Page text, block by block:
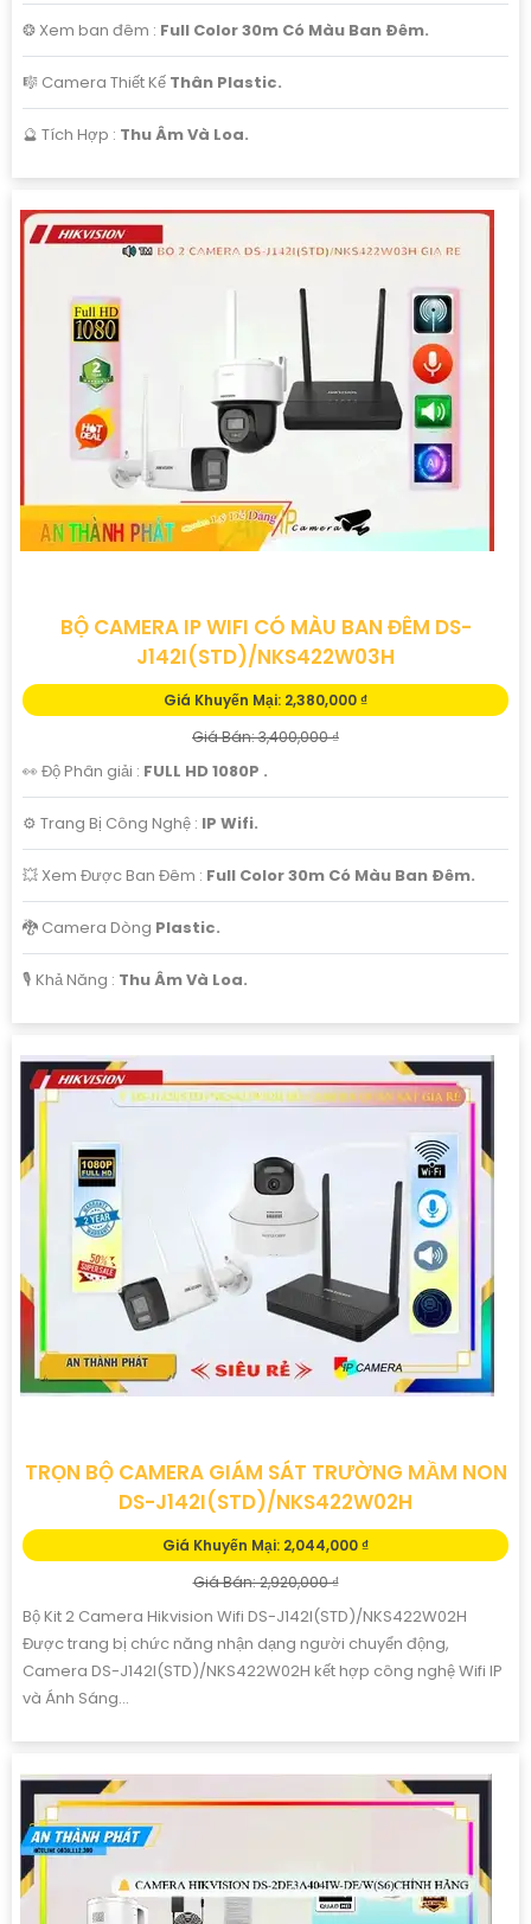
❂ Xem ban đêm : Full Color 30m Có Màu Ban Ðêm.
🎼️ Camera Thiết Kế Thân Plastic.
️🔮 Tích Hợp : Thu Âm Và Loa.
BỘ CAMERA IP WIFI CÓ MÀU BAN ĐÊM DS-
J142I(STD)/NKS422W03H
Giá Khuyến Mại: 2,380,000 ₫
Giá Bán: 3,400,000 ₫
👀 Độ Phân giải : FULL HD 1080P .
⚙ Trang Bị Công Nghệ : IP Wifi.
💥 Xem Được Ban Đêm : Full Color 30m Có Màu Ban Ðêm.
🐉️ Camera Dòng Plastic.
️🎙 Khả Năng : Thu Âm Và Loa.
TRỌN BỘ CAMERA GIÁM SÁT TRƯỜNG MẦM NON
DS-J142I(STD)/NKS422W02H
Giá Khuyến Mại: 2,044,000 ₫
Giá Bán: 2,920,000 ₫
Bộ Kit 2 Camera Hikvision Wifi DS-J142I(STD)/NKS422W02H
Được trang bị chức năng nhận dạng người chuyển động,
Camera DS-J142I(STD)/NKS422W02H kết hợp công nghệ Wifi IP
và Ánh Sáng...